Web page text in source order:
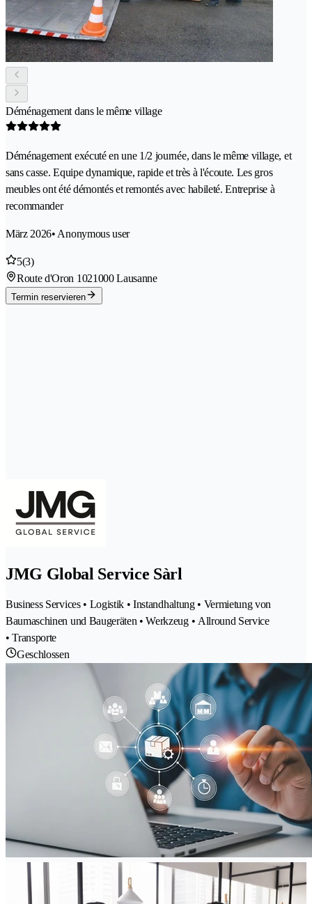
Déménagement dans le même village
Déménagement exécuté en une 1/2 journée, dans le même village, et
sans casse. Equipe dynamique, rapide et très à l'écoute. Les gros
meubles ont été démontés et remontés avec habileté. Entreprise à
recommander
März 2026• Anonymous user
5(3)
Route d'Oron 1021000 Lausanne
Termin reservieren
JMG Global Service Sàrl
Business Services • Logistik • Instandhaltung • Vermietung von
Baumaschinen und Baugeräten • Werkzeug • Allround Service
• Transporte
Geschlossen